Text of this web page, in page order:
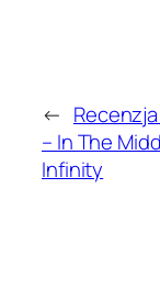
←
– In The
Infinity